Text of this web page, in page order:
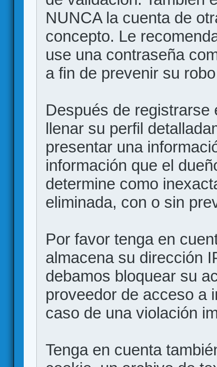
NUNCA la cuenta de
concepto. Le
use una contraseña
a fin de prevenir su
Después de registrarse
llenar su perfil
presentar una
información que el
determine como
eliminada, con o sin
Por favor tenga en
almacena su dirección
debamos bloquear su
proveedor de acceso a
caso de una violación
Tenga en cuenta